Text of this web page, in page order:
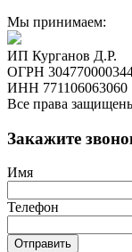
Мы принимаем:
ИП Курганов Д.Р.
ОГРН
ИНН 771106063060
Все права
Закажите
Имя
Телефон
Отправить